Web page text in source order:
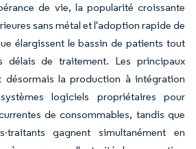
de vie, la popularité croissante
sans métal et l'adoption rapide de
élargissent le bassin de patients tout
délais de traitement. Les principaux
désormais la production à intégration
logiciels propriétaires pour
de consommables, tandis que
traitants gagnent simultanément en